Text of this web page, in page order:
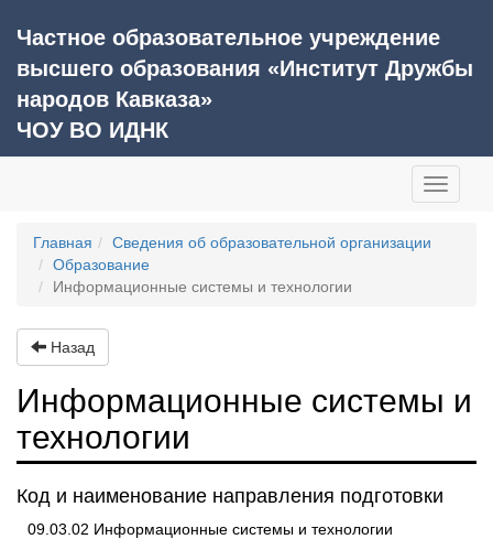
Частное образовательное учреждение
высшего образования «Институт Дружбы
народов Кавказа»
ЧОУ ВО ИДНК
Toggle
Главная
Сведения об образовательной организации
Образование
Информационные системы и технологии
Назад
Информационные системы и
технологии
Код и наименование направления подготовки
09.03.02 Информационные системы и технологии